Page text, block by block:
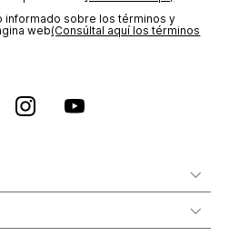
informado sobre los términos y
web‎(Consúltal aquí los términos